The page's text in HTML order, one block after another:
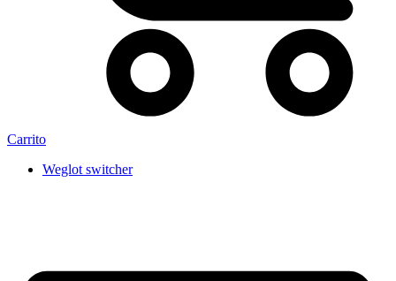
Carrito
Weglot switcher